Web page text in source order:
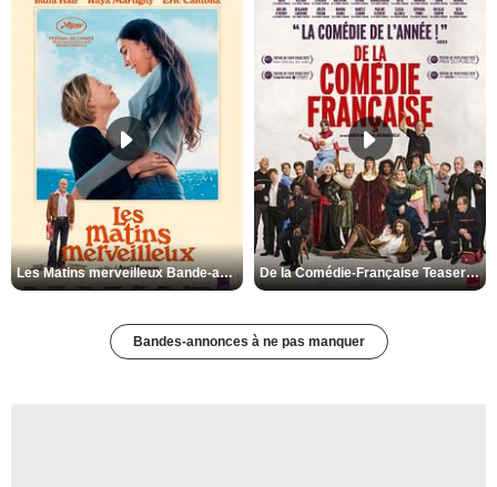
Les Matins merveilleux Bande-annonce VF De la Comédie-Française Teaser VF
Bandes-annonces à ne pas manquer